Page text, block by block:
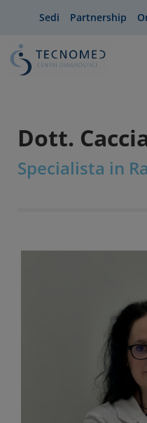
Sedi Partnership
Dott.
Specialista in